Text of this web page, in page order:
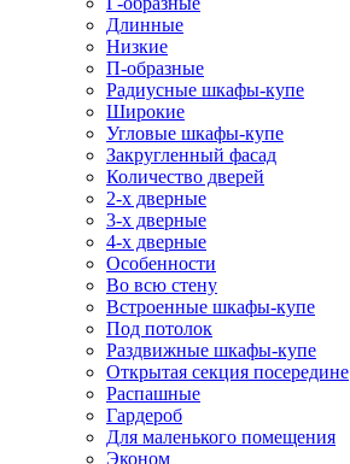
Длинные
Низкие
П-образные
Радиусные шкафы-купе
Широкие
Угловые шкафы-купе
Закругленный фасад
Количество дверей
2-х дверные
3-х дверные
4-х дверные
Особенности
Во всю стену
Встроенные шкафы-купе
Под потолок
Раздвижные шкафы-купе
Открытая секция посередине
Распашные
Гардероб
Для маленького помещения
Эконом